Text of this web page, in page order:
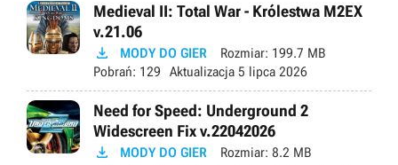
Medieval II: Total War - Królestwa M2EX
v.21.06
 MODY DO GIER Rozmiar: 199.7 MB
Pobrań: 129 Aktualizacja 5 lipca 2026
Need for Speed: Underground 2
Widescreen Fix v.22042026
 MODY DO GIER Rozmiar: 8.2 MB